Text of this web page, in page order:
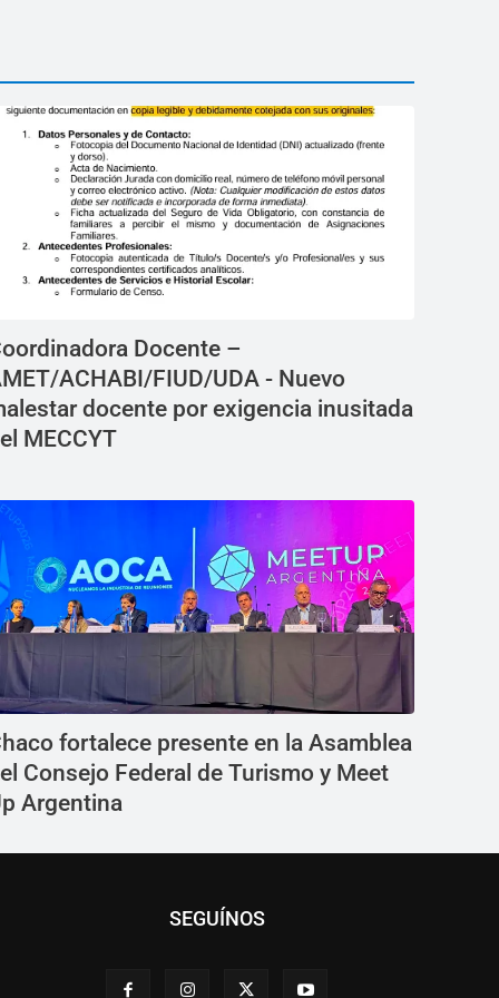
Docente –
ACHABI/FIUD/UDA - Nuevo
docente por exigencia inusitada
MECCYT
fortalece presente en la Asamblea
Consejo Federal de Turismo y Meet
Argentina
SEGUÍNOS